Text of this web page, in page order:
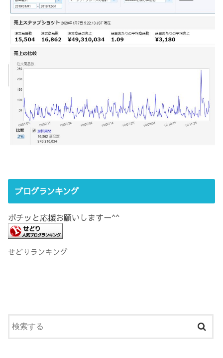
ブログランキング
ポチッと応援お願いしますー^^
せどりランキング